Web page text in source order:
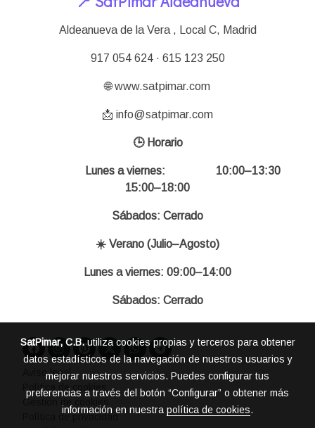
Aldeanueva de la Vera , Local C, Madrid
917 054 624 · 615 123 250
🌐 www.satpimar.com
📩 info@satpimar.com
🕒 Horario
Lunes a viernes: 10:00–13:30
15:00–18:00
Sábados: Cerrado
☀️ Verano (Julio–Agosto)
Lunes a viernes: 09:00–14:00
Sábados: Cerrado
Aviso legal
Política de cookies
Gestión de cookies
Política de privacidad
SatPimar, C.B.utiliza cookies propias y terceros para obtener
datos estadísticos de la navegación de nuestros usuarios y
mejorar nuestros servicios. Puedes configurar tus
preferencias a través del botón “Configurar” o obtener más
información en nuestra política de cookies.